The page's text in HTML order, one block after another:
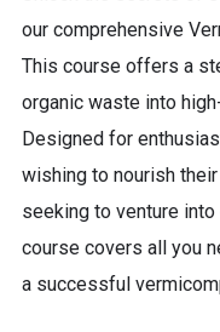
our comprehensive
This course offers a
organic waste into
Designed for
wishing to nourish
seeking to venture
course covers all you
a successful